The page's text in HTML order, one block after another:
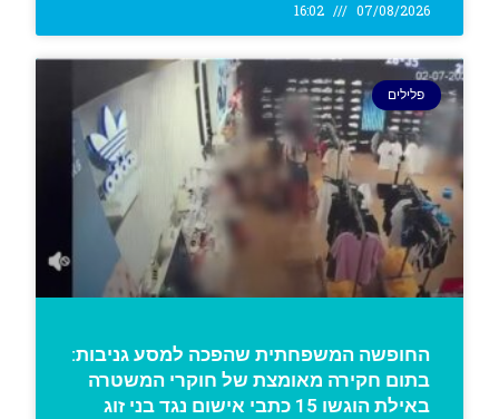
07/08/2026
16:02
פלילים
החופשה המשפחתית שהפכה למסע גניבות:
בתום חקירה מאומצת של חוקרי המשטרה
באילת הוגשו 15 כתבי אישום נגד בני זוג